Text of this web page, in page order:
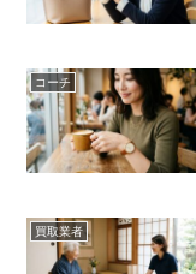
コーチ
買取業者